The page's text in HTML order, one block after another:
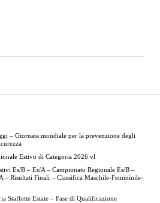
– Giornata mondiale per la prevenzione degli
Estivo di Categoria 2026 vl
Es/B – Es/A – Campionato Regionale Es/B –
– Risultati Finali – Classifica Maschile-Femminile-
Staffette Estate – Fase di Qualificazione